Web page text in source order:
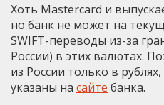
Хоть Mastercard и
но банк не может на
SWIFT-переводы из-за
России) в этих валютах.
из России только в
указаны на сайте банка.